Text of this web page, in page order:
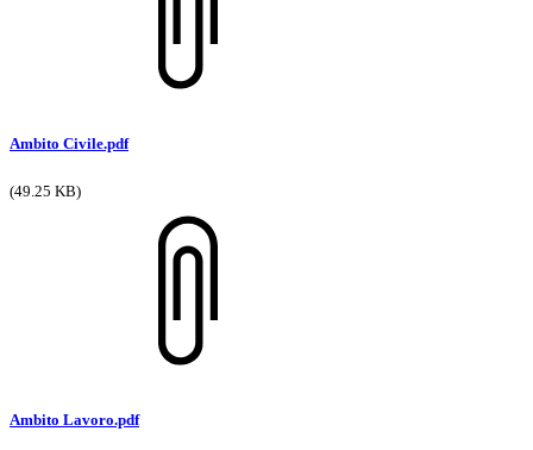
Ambito Civile.pdf
(49.25 KB)
Ambito Lavoro.pdf